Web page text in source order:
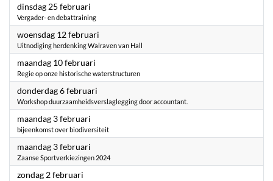
dinsdag 25 februari
Vergader- en debattraining
woensdag 12 februari
Uitnodiging herdenking Walraven van Hall
maandag 10 februari
Regie op onze historische waterstructuren
donderdag 6 februari
Workshop duurzaamheidsverslaglegging door accountant.
maandag 3 februari
bijeenkomst over biodiversiteit
maandag 3 februari
Zaanse Sportverkiezingen 2024
zondag 2 februari